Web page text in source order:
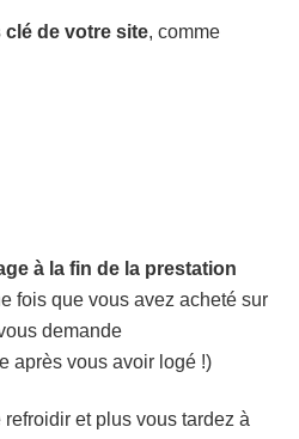
de votre site, comme
à la fin de la prestation
fois que vous avez acheté sur
demande
après vous avoir logé !)
et plus vous tardez à